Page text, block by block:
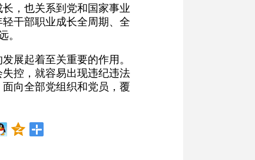
，也关系到党和国家事业
干部职业成长全周期、全
展起着至关重要的作用。
控，就容易出现违纪违法
面向全部党组织和党员，覆